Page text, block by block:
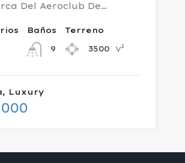
Del Aeroclub De…
Baños
9
Terreno
3500
v²
Luxury